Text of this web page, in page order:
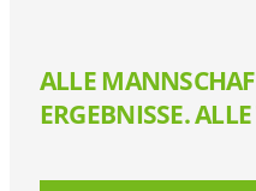
ALLE
ERGEBNISSE.